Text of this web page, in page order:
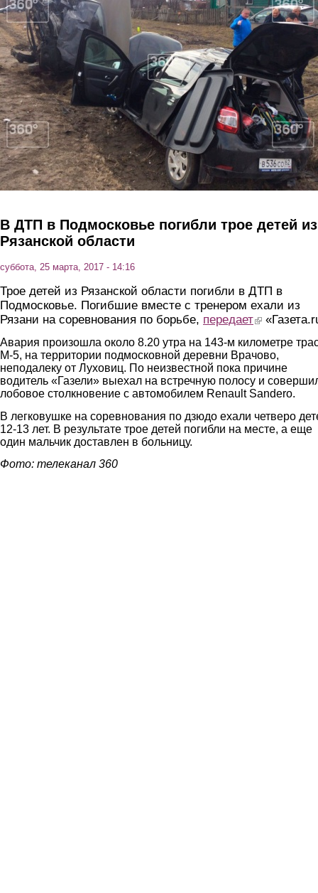
Перейти к основному содержанию
В ДТП в Подмосковье погибли трое детей из
Рязанской области
суббота, 25 марта, 2017 - 14:16
Трое детей из Рязанской области погибли в ДТП в
Подмосковье. Погибшие вместе с тренером ехали из
Рязани на соревнования по борьбе, передает(link is external)
«Газета.
Авария произошла около 8.20 утра на 143-м километре
М-5, на территории подмосковной деревни Врачово,
неподалеку от Луховиц. По неизвестной пока причине
водитель «Газели» выехал на встречную полосу и
лобовое столкновение с автомобилем Renault Sandero.
В легковушке на соревнования по дзюдо ехали четверо
12-13 лет. В результате трое детей погибли на месте, а еще
один мальчик доставлен в больницу.
Фото: телеканал 360